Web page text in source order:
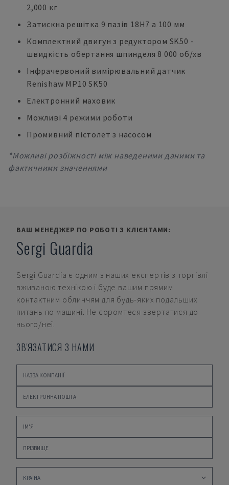
2,000 кг
Затискна решітка 9 пазів 18H7 a 100 мм
Комплектний двигун з редуктором SK50 -
швидкість обертання шпинделя 8 000 об/хв
Інфрачервоний вимірювальний датчик
Renishaw MP10 SK50
Електронний маховик
Можливі 4 режими роботи
Промивний пістолет з насосом
*Можливі розбіжності між наведеними даними та
фактичними значеннями
ВАШ МЕНЕДЖЕР ПО РОБОТІ З КЛІЄНТАМИ:
Sergi Guardia
Sergi Guardia є одним з наших експертів з торгівлі
вживаною технікою і буде вашим прямим
контактним обличчям для будь-яких подальших
питань по машині. Не соромтеся звертатися до
нього/неї.
ЗВ'ЯЗАТИСЯ З НАМИ